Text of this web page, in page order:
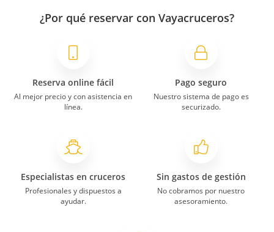
¿Por qué reservar con Vayacruceros?
Reserva online fácil
Al mejor precio y con asistencia en
línea.
Pago seguro
Nuestro sistema de pago es
securizado.
Especialistas en cruceros
Profesionales y dispuestos a
ayudar.
Sin gastos de gestión
No cobramos por nuestro
asesoramiento.